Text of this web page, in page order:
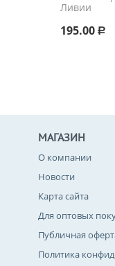
Ливии
195.00 Р
МАГАЗИН
О компании
Новости
Карта сайта
Для оптовых
Публичная
Политика